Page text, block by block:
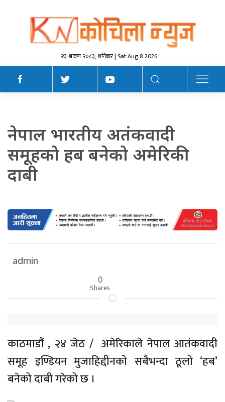
२३ श्रावण २०८३, शनिबार | Sat Aug 8 2026
नेपाल भारतीय अतंकवादी
समूहको हब बनेको अमेरिकी
दाबी
admin
0
Shares
काठमाडौं , २४ जेठ / अमेरिकाले नेपाल आतंकवादी
समूह इण्डियन मुजाहिद्दीनको सबैभन्दा ठूलो ‘हब’
बनेको दाबी गरेको छ ।